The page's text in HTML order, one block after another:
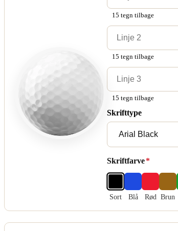
15 tegn tilbage
15 tegn tilbage
15 tegn tilbage
Skrifttype
Skriftfarve*
Sort Blå Rød Brun